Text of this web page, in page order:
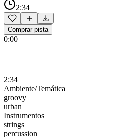
2:34
Comprar pista
0:00
2:34
Ambiente/Temática
groovy
urban
Instrumentos
strings
percussion